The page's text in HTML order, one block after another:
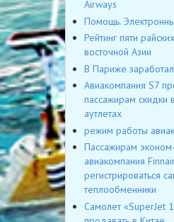
Airways
Помощь.
Рейтинг пяти
восточной Азии
В Париже
Авиакомпания S7
пассажирам скидки
аутлетах
режим работы
Пассажирам
авиакомпания
регистрироваться
теплообменники
Самолет «SuperJet